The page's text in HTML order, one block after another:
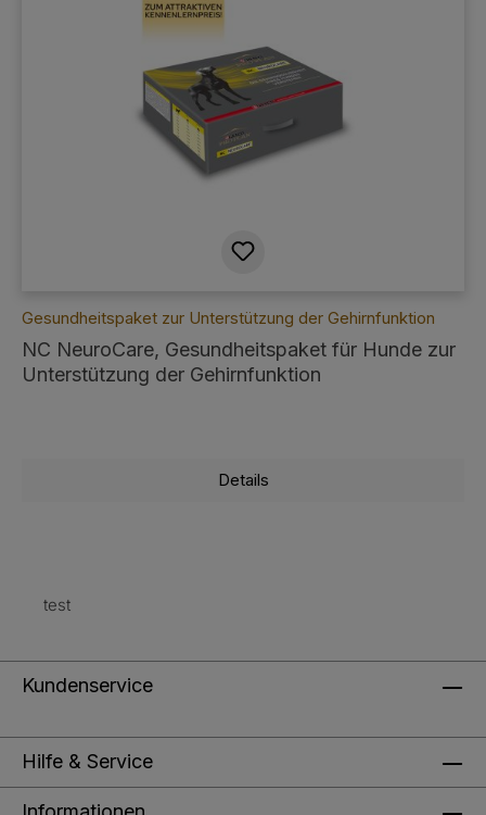
Gesundheitspaket zur Unterstützung der Gehirnfunktion
NC NeuroCare, Gesundheitspaket für Hunde zur
Unterstützung der Gehirnfunktion
Details
test
Kundenservice
Hilfe & Service